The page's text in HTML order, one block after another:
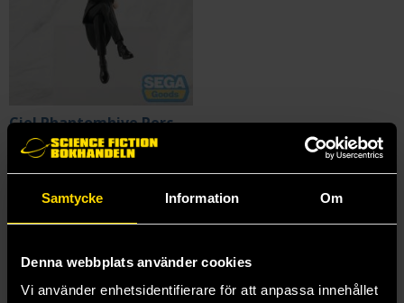
Samtycke Information Om
Denna webbplats använder cookies
Vi använder enhetsidentifierare för att anpassa innehållet
Ciel Phantomhive Perching PVC Statue 14 cm
Black Butler
399 kr
Läs mer